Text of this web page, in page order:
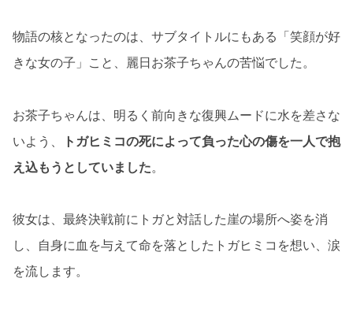
物語の核となったのは、サブタイトルにもある「笑顔が好
きな女の子」こと、麗日お茶子ちゃんの苦悩でした。
お茶子ちゃんは、明るく前向きな復興ムードに水を差さな
いよう、
トガヒミコの死によって負った心の傷を一人で抱
え込もうとしていました。
彼女は、最終決戦前にトガと対話した崖の場所へ姿を消
し、自身に血を与えて命を落としたトガヒミコを想い、涙
を流します。